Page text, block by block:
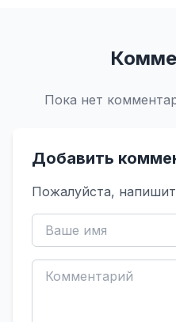
Пока нет
Добавить
Пожалуйста,